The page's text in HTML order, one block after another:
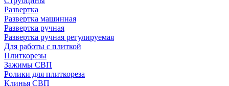
Развертка
Развертка машинная
Развертка ручная
Развертка ручная регулируемая
Для работы с плиткой
Плиткорезы
Зажимы СВП
Ролики для плиткореза
Клинья СВП